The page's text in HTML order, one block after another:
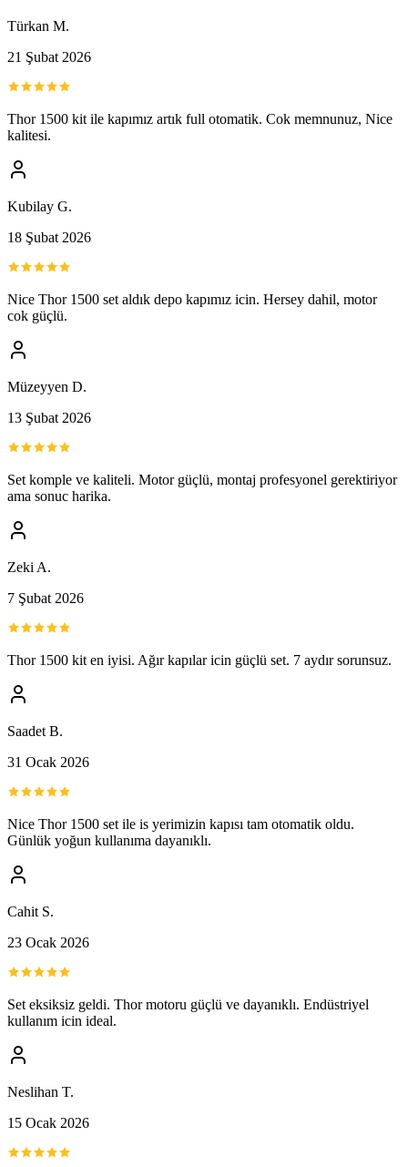
Türkan M.
21 Şubat 2026
Thor 1500 kit ile kapımız artık full otomatik. Cok memnunuz, Nice
kalitesi.
Kubilay G.
18 Şubat 2026
Nice Thor 1500 set aldık depo kapımız icin. Hersey dahil, motor
cok güçlü.
Müzeyyen D.
13 Şubat 2026
Set komple ve kaliteli. Motor güçlü, montaj profesyonel gerektiriyor
ama sonuc harika.
Zeki A.
7 Şubat 2026
Thor 1500 kit en iyisi. Ağır kapılar icin güçlü set. 7 aydır sorunsuz.
Saadet B.
31 Ocak 2026
Nice Thor 1500 set ile is yerimizin kapısı tam otomatik oldu.
Günlük yoğun kullanıma dayanıklı.
Cahit S.
23 Ocak 2026
Set eksiksiz geldi. Thor motoru güçlü ve dayanıklı. Endüstriyel
kullanım icin ideal.
Neslihan T.
15 Ocak 2026